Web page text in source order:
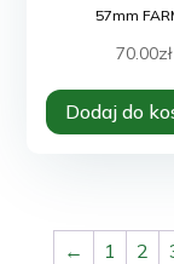
57mm
70.00zł
Dodaj do
← 1 2